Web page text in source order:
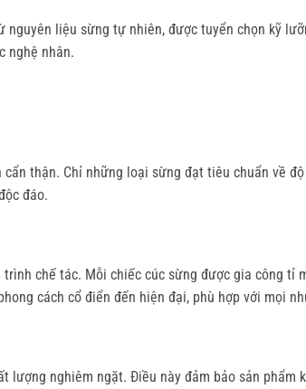
liệu sừng tự nhiên, được tuyển chọn kỹ
nghệ nhân.
thận. Chỉ những loại sừng đạt tiêu chuẩn về
đáo.
chế tác. Mỗi chiếc cúc sừng được gia công
cách cổ điển đến hiện đại, phù hợp với mọi
nghiêm ngặt. Điều này đảm bảo sản